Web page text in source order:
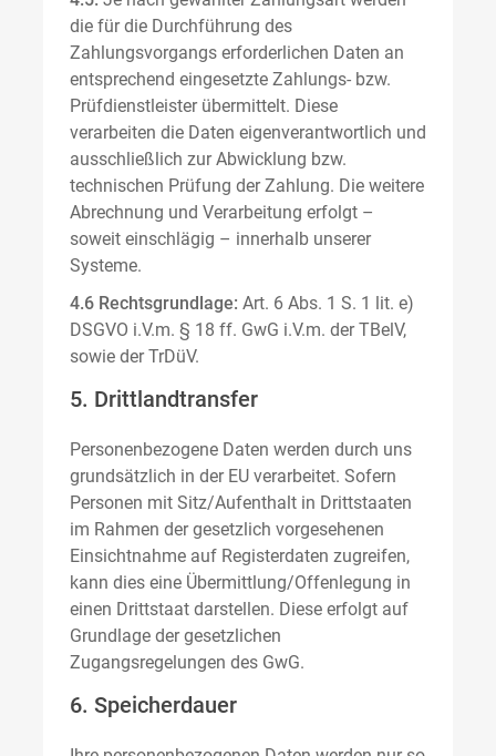
die für die Durchführung des
Zahlungsvorgangs erforderlichen Daten an
entsprechend eingesetzte Zahlungs- bzw.
Prüfdienstleister übermittelt. Diese
verarbeiten die Daten eigenverantwortlich und
ausschließlich zur Abwicklung bzw.
technischen Prüfung der Zahlung. Die weitere
Abrechnung und Verarbeitung erfolgt –
soweit einschlägig – innerhalb unserer
Systeme.
4.6 Rechtsgrundlage: Art. 6 Abs. 1 S. 1 lit. e)
DSGVO i.V.m. § 18 ff. GwG i.V.m. der TBelV,
sowie der TrDüV.
5. Drittlandtransfer
Personenbezogene Daten werden durch uns
grundsätzlich in der EU verarbeitet. Sofern
Personen mit Sitz/Aufenthalt in Drittstaaten
im Rahmen der gesetzlich vorgesehenen
Einsichtnahme auf Registerdaten zugreifen,
kann dies eine Übermittlung/Offenlegung in
einen Drittstaat darstellen. Diese erfolgt auf
Grundlage der gesetzlichen
Zugangsregelungen des GwG.
6. Speicherdauer